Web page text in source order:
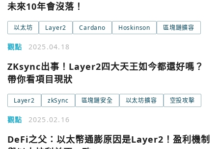
未來10年會沒落！
以太坊 Layer2 Cardano Hoskinson 區塊鏈擴容
觀點 2025.04.18
ZKsync出事！Layer2四大天王如今都還好嗎？
帶你看項目現狀
Layer2 zkSync 區塊鏈安全 以太坊擴容 空投攻擊
觀點 2025.02.16
DeFi之父：以太幣通膨原因是Layer2！盈利機制